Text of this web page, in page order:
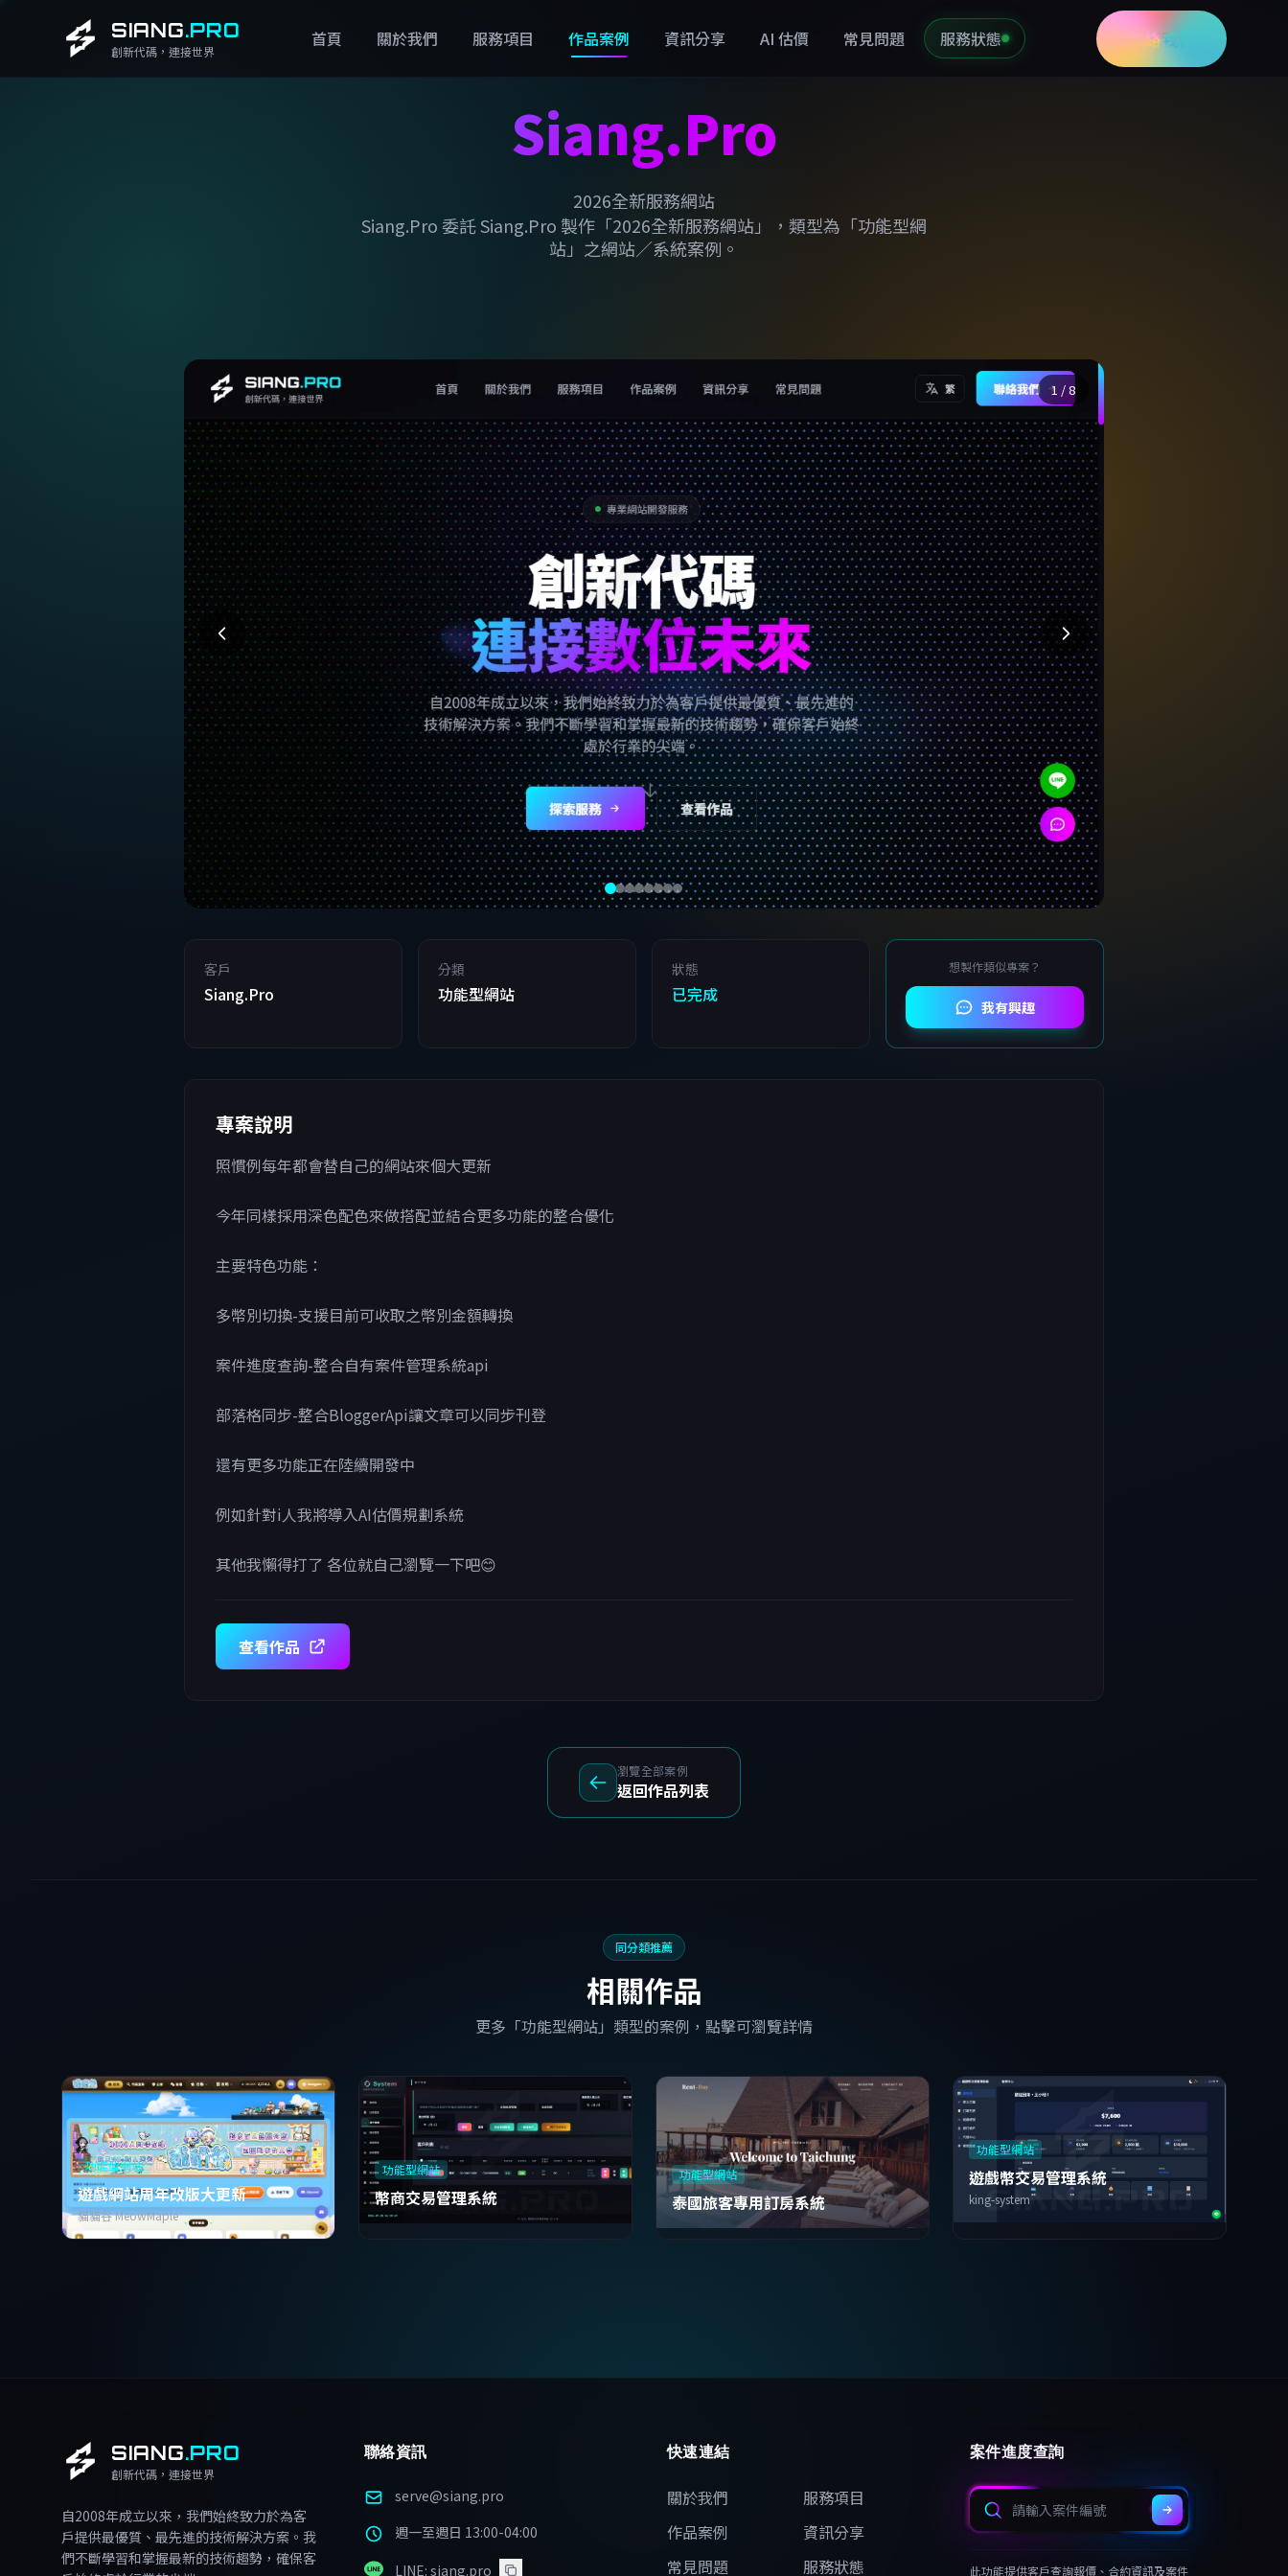
SIANG.PRO
創新代碼，連接世界
首頁 關於我們 服務項目 作品案例 資訊分享 AI 估價 常見問題 服務狀態 聯絡我們
Siang.Pro
2026全新服務網站
Siang.Pro 委託 Siang.Pro 製作「2026全新服務網站」，類型為「功能型網
站」之網站／系統案例。
1 / 8
客戶
Siang.Pro
分類
功能型網站
狀態
已完成
想製作類似專案？
我有興趣
專案說明
照慣例每年都會替自己的網站來個大更新
今年同樣採用深色配色來做搭配並結合更多功能的整合優化
主要特色功能：
多幣別切換-支援目前可收取之幣別金額轉換
案件進度查詢-整合自有案件管理系統api
部落格同步-整合BloggerApi讓文章可以同步刊登
還有更多功能正在陸續開發中
例如針對i人我將導入AI估價規劃系統
其他我懶得打了 各位就自己瀏覽一下吧😊
查看作品
瀏覽全部案例
返回作品列表
同分類推薦
相關作品
更多「功能型網站」類型的案例，點擊可瀏覽詳情
功能型網站
遊戲網站周年改版大更新
貓貓谷 MeowMaple
功能型網站
幣商交易管理系統
功能型網站
泰國旅客專用訂房系統
功能型網站
遊戲幣交易管理系統
king-system
SIANG.PRO
創新代碼，連接世界
自2008年成立以來，我們始終致力於為客
戶提供最優質、最先進的技術解決方案。我
們不斷學習和掌握最新的技術趨勢，確保客
聯絡資訊
serve@siang.pro
週一至週日 13:00-04:00
LINE: siang.pro
快速連結
關於我們
服務項目
作品案例
資訊分享
常見問題
服務狀態
案件進度查詢
此功能提供客戶查詢報價、合約資訊及案件